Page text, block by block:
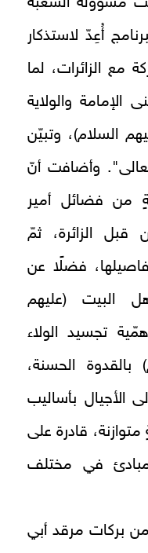
أُعِدّ لاستذكار
مع الزائرات، لما
والولاية
السلام)، وتبيّن
وأضافت أنّ
من فضائل أمير
قبل الزائرة، ثمّ
فضلًا عن
البيت (عليهم
تجسيد الولاء
بالقدوة الحسنة،
الأجيال بأساليب
قادرة على
في مختلف
من بركات مرقد أبي